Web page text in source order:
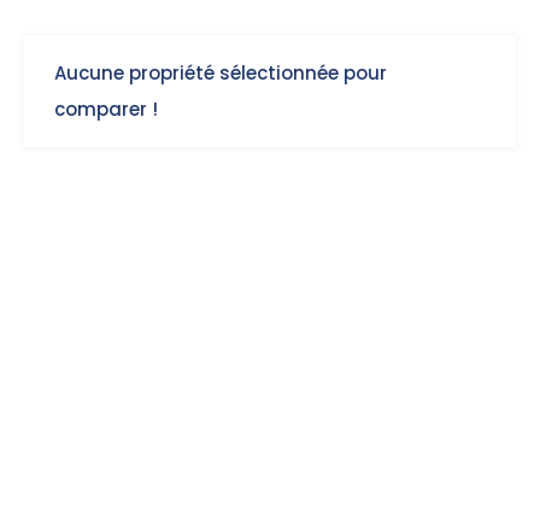
Aucune propriété sélectionnée pour
comparer !